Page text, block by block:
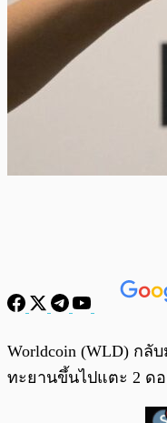
พร้อมเล่น
Worldcoin (WLD) ก
ทะยานขึ้นไปแตะ 2 ด